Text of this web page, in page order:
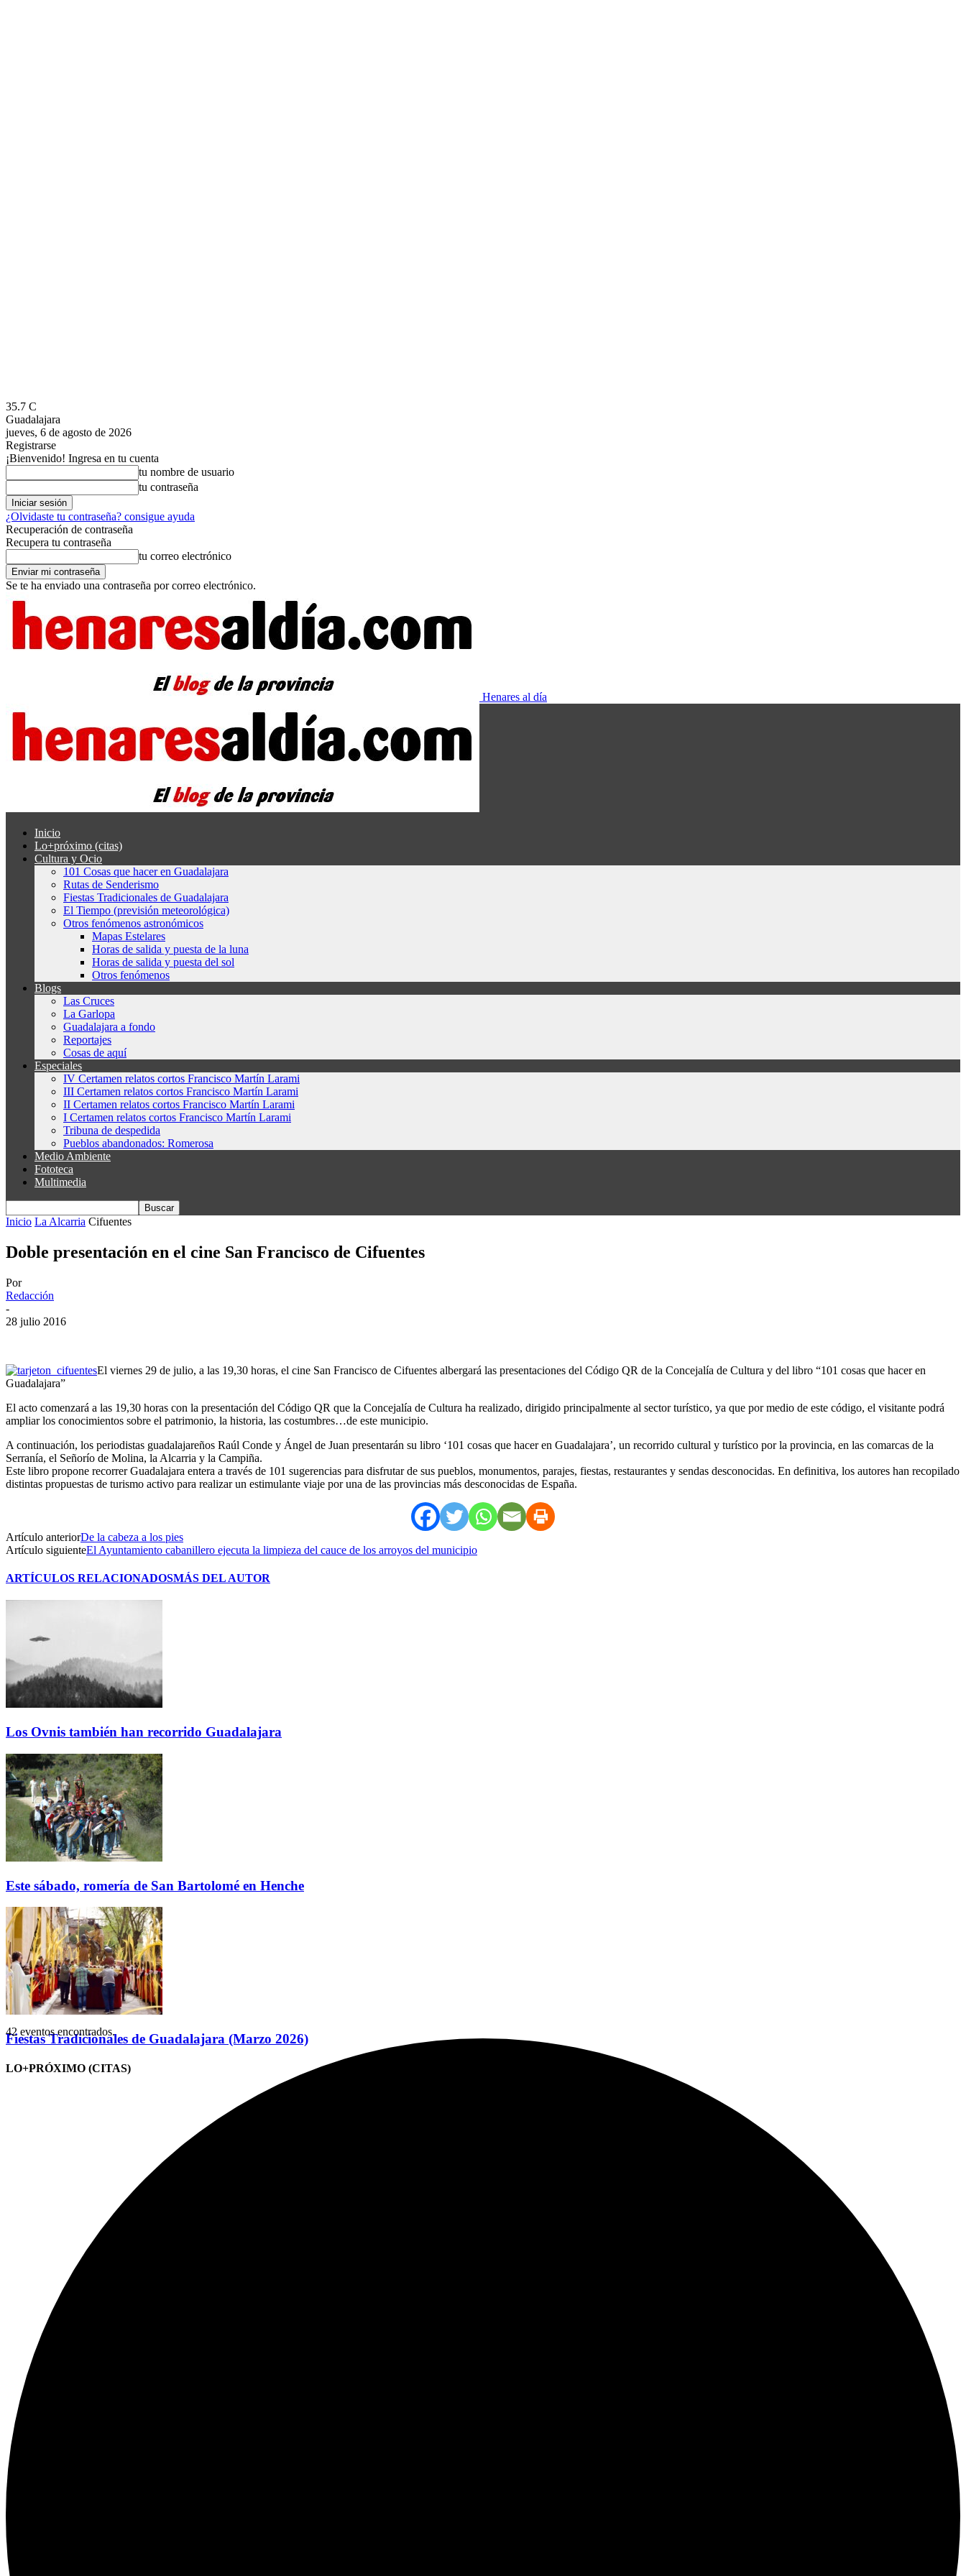
35.7 C
Guadalajara
jueves, 6 de agosto de 2026
Registrarse
¡Bienvenido! Ingresa en tu cuenta
tu nombre de usuario
tu contraseña
¿Olvidaste tu contraseña? consigue ayuda
Recuperación de contraseña
Recupera tu contraseña
tu correo electrónico
Se te ha enviado una contraseña por correo electrónico.
Henares al día
Inicio
Lo+próximo (citas)
Cultura y Ocio
101 Cosas que hacer en Guadalajara
Rutas de Senderismo
Fiestas Tradicionales de Guadalajara
El Tiempo (previsión meteorológica)
Otros fenómenos astronómicos
Mapas Estelares
Horas de salida y puesta de la luna
Horas de salida y puesta del sol
Otros fenómenos
Blogs
Las Cruces
La Garlopa
Guadalajara a fondo
Reportajes
Cosas de aquí
Especiales
IV Certamen relatos cortos Francisco Martín Larami
III Certamen relatos cortos Francisco Martín Larami
II Certamen relatos cortos Francisco Martín Larami
I Certamen relatos cortos Francisco Martín Larami
Tribuna de despedida
Pueblos abandonados: Romerosa
Medio Ambiente
Fototeca
Multimedia
Inicio La Alcarria Cifuentes
Doble presentación en el cine San Francisco de Cifuentes
Por
Redacción
-
28 julio 2016
El viernes 29 de julio, a las 19,30 horas, el cine San Francisco de Cifuentes albergará las presentaciones del Código QR de la Concejalía de Cultura y del libro “101 cosas que hacer en
Guadalajara”
El acto comenzará a las 19,30 horas con la presentación del Código QR que la Concejalía de Cultura ha realizado, dirigido principalmente al sector turístico, ya que por medio de este código, el visitante podrá
ampliar los conocimientos sobre el patrimonio, la historia, las costumbres…de este municipio.
A continuación, los periodistas guadalajareños Raúl Conde y Ángel de Juan presentarán su libro ‘101 cosas que hacer en Guadalajara’, un recorrido cultural y turístico por la provincia, en las comarcas de la
Serranía, el Señorío de Molina, la Alcarria y la Campiña.
Este libro propone recorrer Guadalajara entera a través de 101 sugerencias para disfrutar de sus pueblos, monumentos, parajes, fiestas, restaurantes y sendas desconocidas. En definitiva, los autores han recopilado
distintas propuestas de turismo activo para realizar un estimulante viaje por una de las provincias más desconocidas de España.
Artículo anteriorDe la cabeza a los pies
Artículo siguienteEl Ayuntamiento cabanillero ejecuta la limpieza del cauce de los arroyos del municipio
ARTÍCULOS RELACIONADOSMÁS DEL AUTOR
Los Ovnis también han recorrido Guadalajara
Este sábado, romería de San Bartolomé en Henche
Fiestas Tradicionales de Guadalajara (Marzo 2026)
LO+PRÓXIMO (CITAS)
42 eventos encontrados.